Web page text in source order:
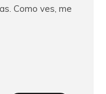
Como ves, me